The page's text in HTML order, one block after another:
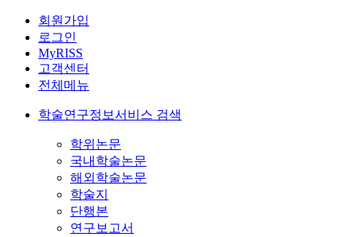
회원가입
로그인
MyRISS
고객센터
전체메뉴
학술연구정보서비스 검색
학위논문
국내학술논문
해외학술논문
학술지
단행본
연구보고서